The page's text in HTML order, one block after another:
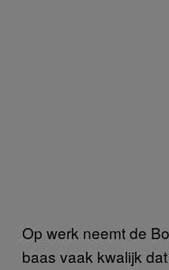
Op werk neemt de
baas vaak kwalijk